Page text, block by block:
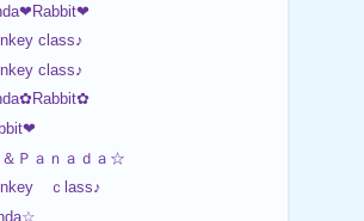
class♪
class♪
Ｐａｎａｄａ☆
ｃlass♪